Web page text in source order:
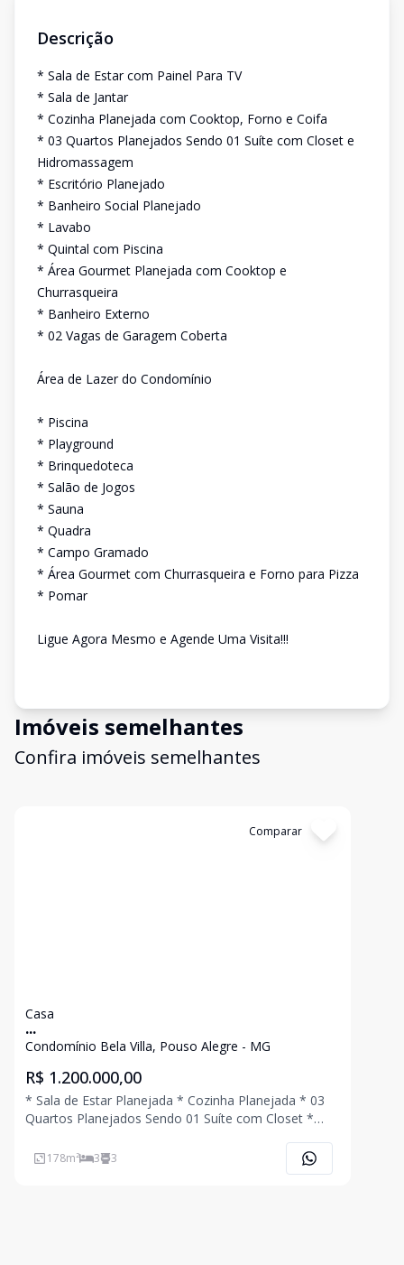
Descrição
* Sala de Estar com Painel Para TV
* Sala de Jantar
* Cozinha Planejada com Cooktop, Forno e Coifa
* 03 Quartos Planejados Sendo 01 Suíte com Closet e
Hidromassagem
* Escritório Planejado
* Banheiro Social Planejado
* Lavabo
* Quintal com Piscina
* Área Gourmet Planejada com Cooktop e
Churrasqueira
* Banheiro Externo
* 02 Vagas de Garagem Coberta
Área de Lazer do Condomínio
* Piscina
* Playground
* Brinquedoteca
* Salão de Jogos
* Sauna
* Quadra
* Campo Gramado
* Área Gourmet com Churrasqueira e Forno para Pizza
* Pomar
Ligue Agora Mesmo e Agende Uma Visita!!!
Imóveis semelhantes
Confira imóveis semelhantes
Comparar
Casa
...
Condomínio Bela Villa, Pouso Alegre - MG
R$ 1.200.000,00
* Sala de Estar Planejada * Cozinha Planejada * 03
Quartos Planejados Sendo 01 Suíte com Closet *
com Churrasqueira * Lavabo * Quintal com
178m² 3 3